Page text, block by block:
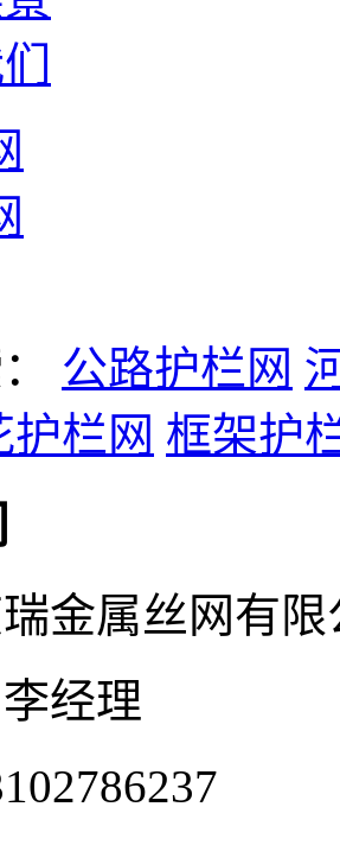
公路护栏网
护栏网 框架护
金属丝网有限
经理